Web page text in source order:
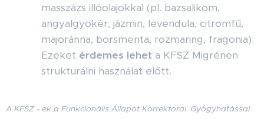
masszázs illóolajokkal (pl. bazsalikom,
angyalgyökér, jázmin, levendula, citromfű,
majoránna, borsmenta, rozmaring, fragonia).
Ezeket érdemes lehet a KFSZ Migrénen
strukturálni használat előtt.
A KFSZ - ek a Funkcionális Állapot Korrektorai. Gyógyhatással